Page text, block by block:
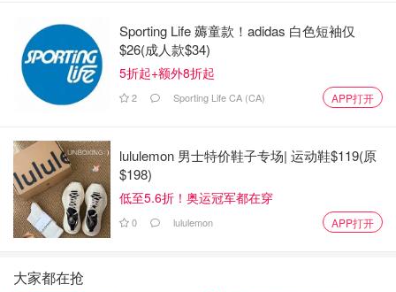
Sporting Life 薅童款！adidas 白色短袖仅
$26(成人款$34)
5折起+额外8折起
2 Sporting Life CA (CA) APP打开
lululemon 男士特价鞋子专场| 运动鞋$119(原
$198)
低至5.6折！奥运冠军都在穿
0 lululemon APP打开
大家都在抢